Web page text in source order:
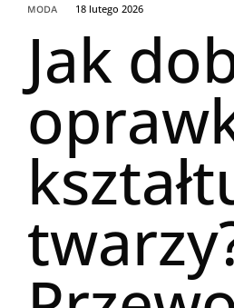
MODA 18 lutego 2026
Jak